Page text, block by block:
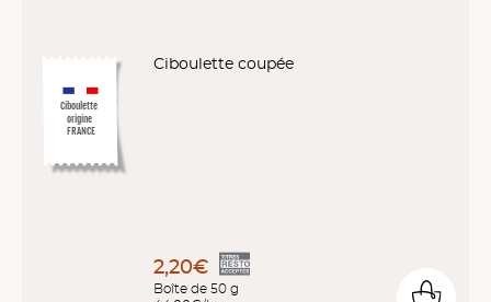
Ciboulette
origine
FRANCE
Ciboulette coupée
2,20€
Boîte de 50 g